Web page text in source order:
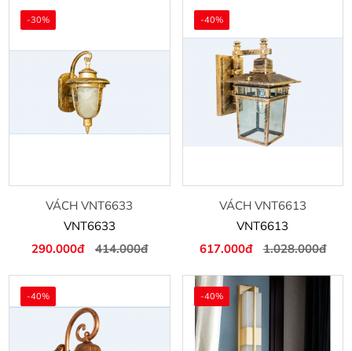
-30%
VÁCH VNT6633
VNT6633
290.000đ
414.000đ
-40%
VÁCH VNT6613
VNT6613
617.000đ
1.028.000đ
-40% -40%